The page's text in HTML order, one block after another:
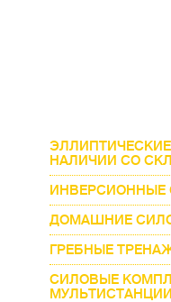
НАЛИЧИИ СО
ИНВЕРСИОННЫЕ
ДОМАШНИЕ
ГРЕБНЫЕ
СИЛОВЫЕ